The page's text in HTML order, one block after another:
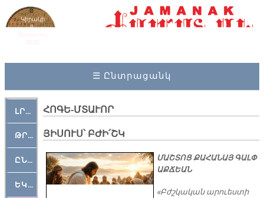
Կիրակի
9,
☰ Ընտրացանկ
ԼՐԱՀՈՍ
ԹՐՔԱՀԱՅ ԿԵԱՆՔ
ԸՆԿԵՐԱՄՇԱԿՈՒԹԱՅԻՆ
ԵԿԵՂԵՑԱԿԱՆ
ՀՈԳԵ-ՄՏԱՒՈՐ
ՅԻՍՈՒՍ՝ ԲԺԻ՛ՇԿ
ՄԱՇՏՈՑ ՔԱՀԱՆԱՅ ԳԱԼՓ
ԱՔՃԵԱՆ
«Բժշկական արուեստի